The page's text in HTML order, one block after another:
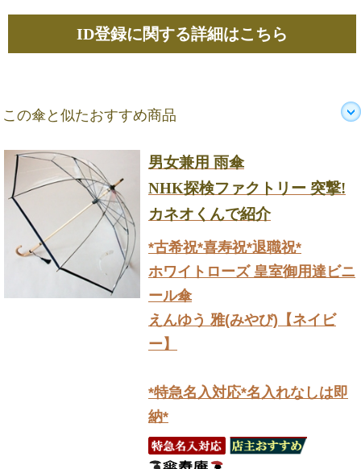
ID登録に関する詳細はこちら
この傘と似たおすすめ商品
男女兼用 雨傘
NHK探検ファクトリー 突撃!
カネオくんで紹介
*古希祝*喜寿祝*退職祝*
ホワイトローズ 皇室御用達ビニ
ール傘
えんゆう 雅(みやび)【ネイビ
ー】
*特急名入対応*名入れなしは即
納*